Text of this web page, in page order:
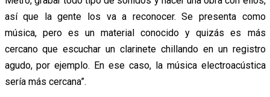
así que la gente los va a reconocer. Se presenta como
música, pero es un material conocido y quizás es más
cercano que escuchar un clarinete chillando en un registro
agudo, por ejemplo. En ese caso, la música electroacústica
sería más cercana”.